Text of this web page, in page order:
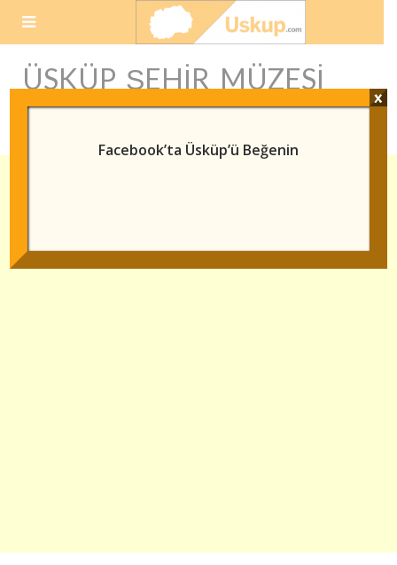
ÜSKÜP ŞEHIR MÜZESI
TARIHI
Facebook’ta Üsküp’ü Beğenin
x